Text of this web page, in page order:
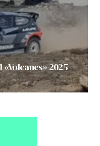
2025